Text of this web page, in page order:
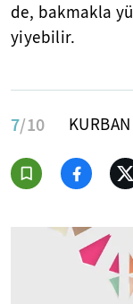
de, bakmakla
yiyebilir.
7/10